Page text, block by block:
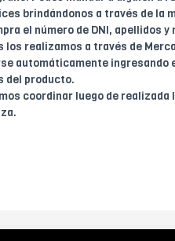
brindándonos a través de la
el número de DNI, apellidos
los realizamos a través de
automáticamente ingresando
del producto.
coordinar luego de